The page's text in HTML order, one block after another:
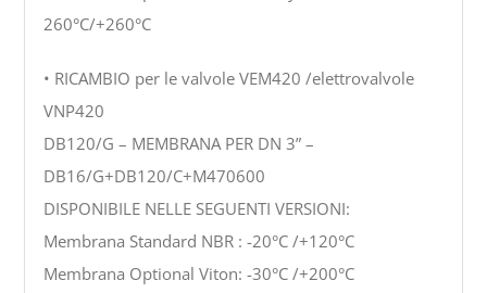
260°C/+260°C
• RICAMBIO per le valvole VEM420 /elettrovalvole
VNP420
DB120/G – MEMBRANA PER DN 3” –
DB16/G+DB120/C+M470600
DISPONIBILE NELLE SEGUENTI VERSIONI:
Membrana Standard NBR : -20°C /+120°C
Membrana Optional Viton: -30°C /+200°C